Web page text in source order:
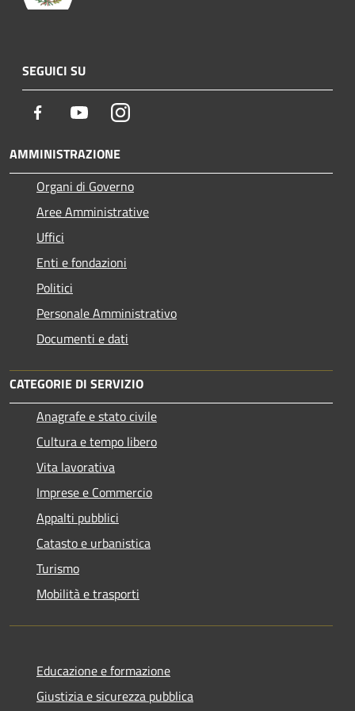
SEGUICI SU
Facebook YoutubeInstagram
AMMINISTRAZIONE
Organi di Governo
Aree Amministrative
Uffici
Enti e fondazioni
Politici
Personale Amministrativo
Documenti e dati
CATEGORIE DI SERVIZIO
Anagrafe e stato civile
Cultura e tempo libero
Vita lavorativa
Imprese e Commercio
Appalti pubblici
Catasto e urbanistica
Turismo
Mobilità e trasporti
Educazione e formazione
Giustizia e sicurezza pubblica